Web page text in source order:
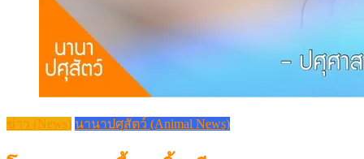
ข่าว (News) นานาปศุสัตว์ (Animal News)